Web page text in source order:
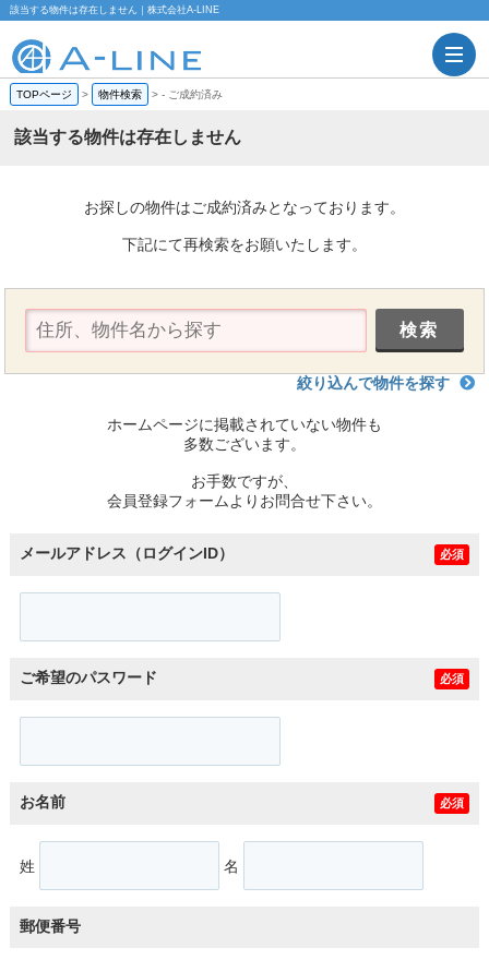
該当する物件は存在しません｜株式会社A-LINE
TOPページ > 物件検索 >- ご成約済み
該当する物件は存在しません
お探しの物件はご成約済みとなっております。
下記にて再検索をお願いたします。
絞り込んで物件を探す
ホームページに掲載されていない物件も
多数ございます。
お手数ですが、
会員登録フォームよりお問合せ下さい。
メールアドレス（ログインID） 必須
ご希望のパスワード 必須
お名前 必須
姓 名
郵便番号